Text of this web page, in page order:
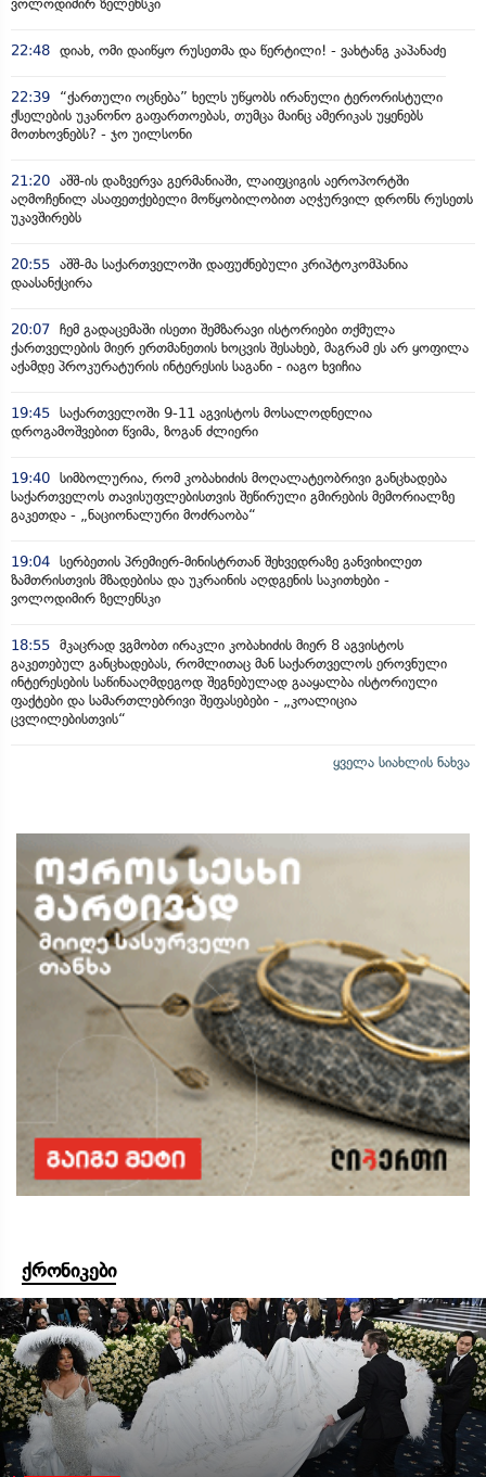
ვოლოდიმირ ზელენსკი
22:48 დიახ, ომი დაიწყო რუსეთმა და წერტილი! - ვახტანგ კაპანაძე
22:39
“ქართული ოცნება” ხელს უწყობს ირანული ტერორისტული
ქსელების უკანონო გაფართოებას, თუმცა მაინც ამერიკას უყენებს
მოთხოვნებს? - ჯო უილსონი
21:20 აშშ-ის დაზვერვა გერმანიაში, ლაიფციგის აეროპორტში
აღმოჩენილ ასაფეთქებელი მოწყობილობით აღჭურვილ დრონს რუსეთს
უკავშირებს
20:55 აშშ-მა საქართველოში დაფუძნებული კრიპტოკომპანია
დაასანქცირა
20:07 ჩემ გადაცემაში ისეთი შემზარავი ისტორიები თქმულა
ქართველების მიერ ერთმანეთის ხოცვის შესახებ, მაგრამ ეს არ ყოფილა
აქამდე პროკურატურის ინტერესის საგანი - იაგო ხვიჩია
19:45 საქართველოში 9-11 აგვისტოს მოსალოდნელია
დროგამოშვებით წვიმა, ზოგან ძლიერი
19:40 სიმბოლურია, რომ კობახიძის მოღალატეობრივი განცხადება
საქართველოს თავისუფლებისთვის შეწირული გმირების მემორიალზე
გაკეთდა - „ნაციონალური მოძრაობა“
19:04 სერბეთის პრემიერ-მინისტრთან შეხვედრაზე განვიხილეთ
ზამთრისთვის მზადებისა და უკრაინის აღდგენის საკითხები -
ვოლოდიმირ ზელენსკი
18:55 მკაცრად ვგმობთ ირაკლი კობახიძის მიერ 8 აგვისტოს
გაკეთებულ განცხადებას, რომლითაც მან საქართველოს ეროვნული
ინტერესების საწინააღმდეგოდ შეგნებულად გააყალბა ისტორიული
ფაქტები და სამართლებრივი შეფასებები - „კოალიცია
ცვლილებისთვის“
ყველა სიახლის ნახვა
ქრონიკები